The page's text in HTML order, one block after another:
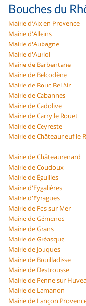
Bouches du
Mairie d'Aix en Provence
Mairie d'Alleins
Mairie d'Aubagne
Mairie d'Auriol
Mairie de Barbentane
Mairie de Belcodène
Mairie de Bouc Bel Air
Mairie de Cabannes
Mairie de Cadolive
Mairie de Carry le Rouet
Mairie de Ceyreste
Mairie de Châteauneuf le
Mairie de Châteaurenard
Mairie de Coudoux
Mairie de Éguilles
Mairie d'Eygalières
Mairie d'Eyragues
Mairie de Fos sur Mer
Mairie de Gémenos
Mairie de Grans
Mairie de Gréasque
Mairie de Jouques
Mairie de Bouilladisse
Mairie de Destrousse
Mairie de Penne sur
Mairie de Lamanon
Mairie de Lançon